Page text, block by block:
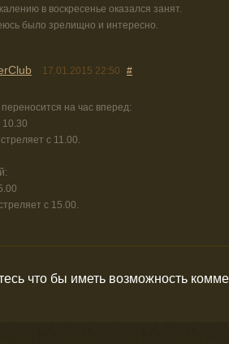
в воскресенье оказался занят.
было зрелищно и интересно.
17.01.2015 22:50
#
на час вперед:
10.30
с 11.00.
с 15.00.
что бы иметь возможность